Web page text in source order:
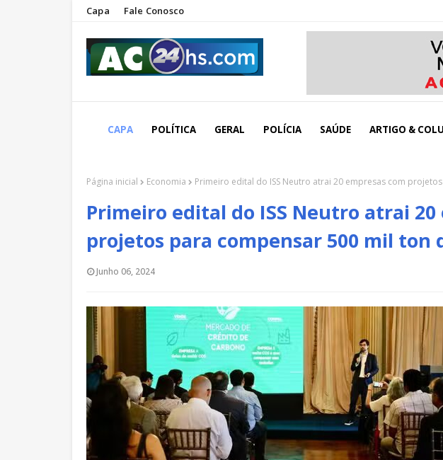
Capa Fale Conosco
CAPA POLÍTICA GERAL POLÍCIA SAÚDE ARTIGO &
Página inicial Economia Primeiro edital do ISS Neutro atrai 20 empresas com
Primeiro edital do ISS Neutro atrai 20
projetos para compensar 500 mil ton
Junho 06, 2024